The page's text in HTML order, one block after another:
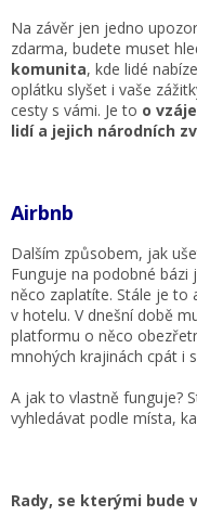
Na závěr jen jedno
zdarma, budete muset
komunita, kde lidé
oplátku slyšet i vaše
cesty s vámi. Je to o
lidí a jejich národních
Airbnb
Dalším způsobem, jak
Funguje na podobné
něco zaplatíte. Stále je to
v hotelu. V dnešní době
platformu o něco
mnohých krajinách cpát i
A jak to vlastně funguje?
vyhledávat podle místa,
Rady, se kterými bude